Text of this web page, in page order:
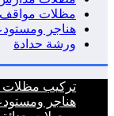
مظلات مواقف
هناجر
ورشة حدادة
تركيب مظلات
هناجر